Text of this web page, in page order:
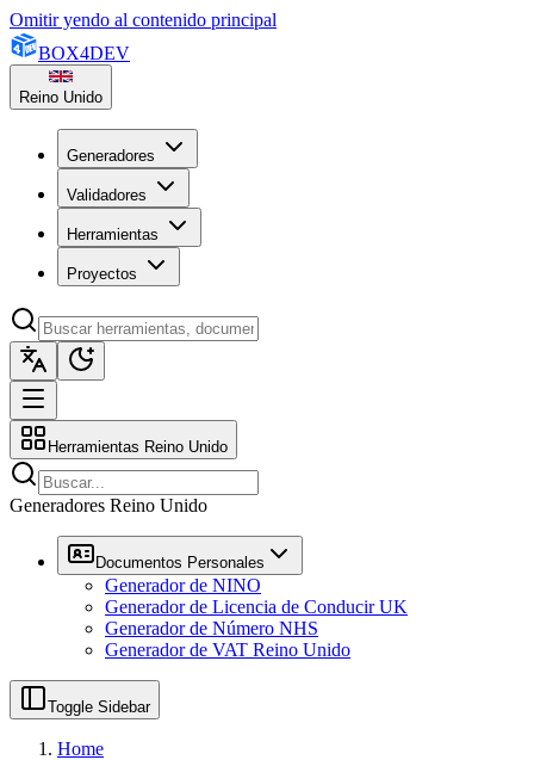
Omitir yendo al contenido principal
BOX4DEV
Reino Unido
Generadores
Validadores
Herramientas
Proyectos
Herramientas Reino Unido
Generadores Reino Unido
Documentos Personales
Generador de NINO
Generador de Licencia de Conducir UK
Generador de Número NHS
Generador de VAT Reino Unido
Toggle Sidebar
Home